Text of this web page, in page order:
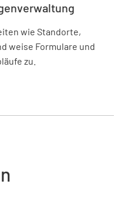
wie Standorte,
weise Formulare und
zu.